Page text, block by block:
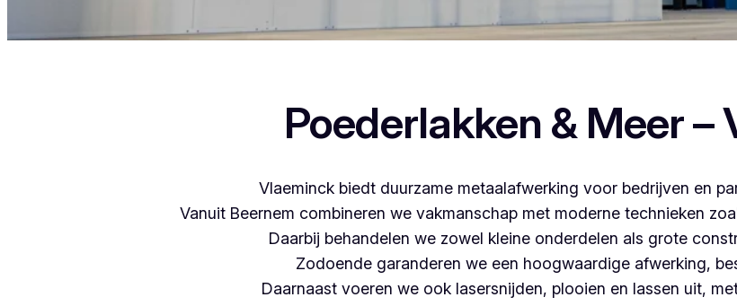
Poederlakken & Meer –
Vlaeminck biedt duurzame metaalafwerking voor bedrijven en
Vanuit Beernem combineren we vakmanschap met moderne technieken
Daarbij behandelen we zowel kleine onderdelen als grote
Zodoende garanderen we een hoogwaardige afwerking,
Daarnaast voeren we ook lasersnijden, plooien en lassen uit,